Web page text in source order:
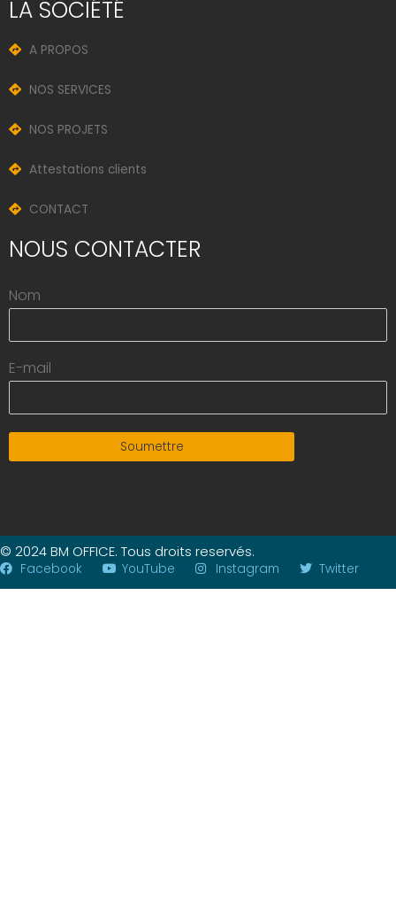
LA SOCIÉTÉ
A PROPOS
NOS SERVICES
NOS PROJETS
Attestations clients
CONTACT
NOUS CONTACTER
Nom
E-mail
Soumettre
© 2024 BM OFFICE. Tous droits reservés.
Facebook YouTube Instagram Twitter